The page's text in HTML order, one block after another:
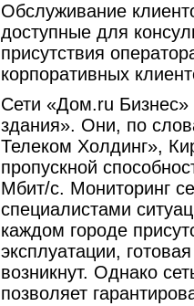
Обслуживание
доступные для
присутствия
корпоративных
Сети «Дом.ru Бизнес»
здания». Они, по
Телеком Холдинг»,
пропускной
Мбит/с. Мониторинг
специалистами
каждом городе
эксплуатации,
возникнут. Однако
позволяет